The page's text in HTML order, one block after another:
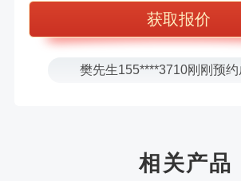
张先生131****7997刚刚预约
方先生150****5692刚刚预
樊先生155****3710刚刚预约
王先生183****6078刚刚预约
相关产品